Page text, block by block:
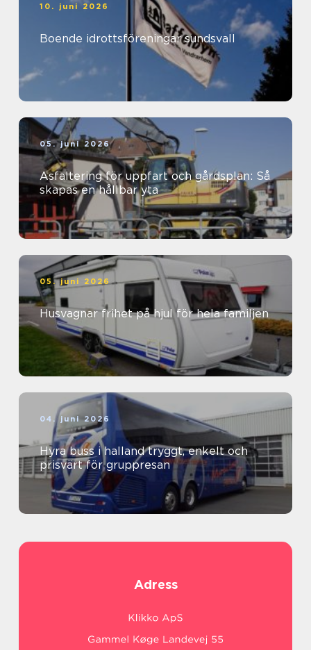
10. juni 2026
Boende idrottsföreningar sundsvall
05. juni 2026
Asfaltering för uppfart och gårdsplan: Så
skapas en hållbar yta
05. juni 2026
Husvagnar frihet på hjul för hela familjen
04. juni 2026
Hyra buss i halland tryggt, enkelt och
prisvärt för gruppresan
Adress